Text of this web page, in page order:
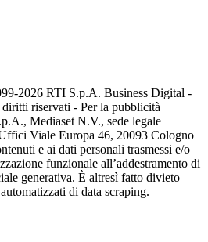
2026 RTI S.p.A. Business Digital -
riservati - Per la pubblicità
Mediaset N.V., sede legale
Viale Europa 46, 20093 Cologno
e ai dati personali trasmessi e/o
funzionale all’addestramento di
generativa. È altresì fatto divieto
di data scraping.